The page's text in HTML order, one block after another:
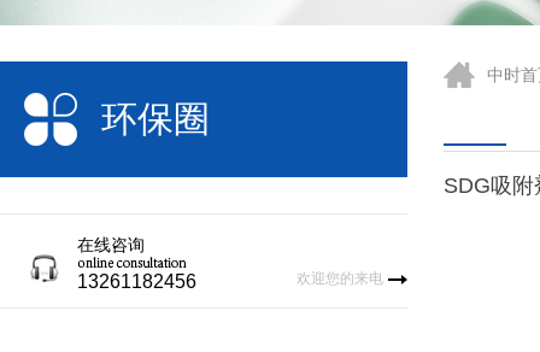
环保圈
在线咨询
13261182456 欢迎您的来电
中时
SDG吸附